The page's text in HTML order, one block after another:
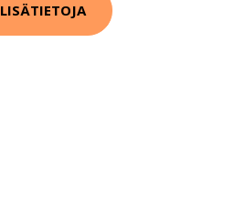
LISÄTIETOJA